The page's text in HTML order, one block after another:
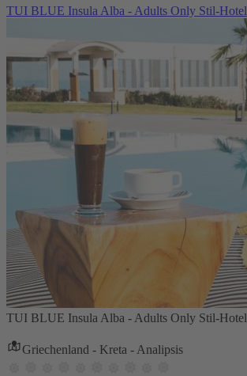
TUI BLUE Insula Alba - Adults Only Stil-Hotel
TUI BLUE Insula Alba - Adults Only Stil-Hotel
Griechenland - Kreta - Analipsis